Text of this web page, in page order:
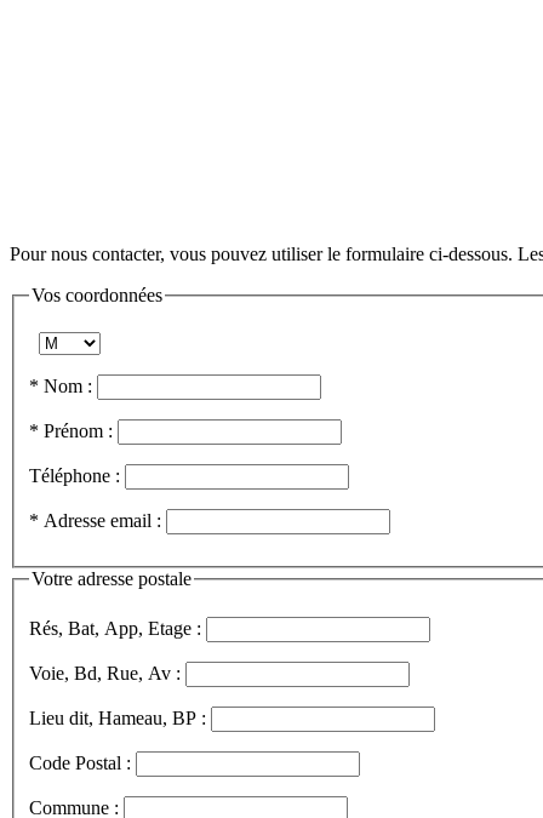
Pour nous contacter, vous pouvez utiliser le formulaire ci-dessous.
Vos coordonnées
* Nom :
* Prénom :
Téléphone :
* Adresse email :
Votre adresse postale
Rés, Bat, App, Etage :
Voie, Bd, Rue, Av :
Lieu dit, Hameau, BP :
Code Postal :
Commune :